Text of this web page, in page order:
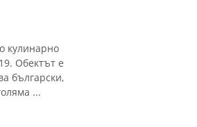
кулинарно
Обектът е
български,
...